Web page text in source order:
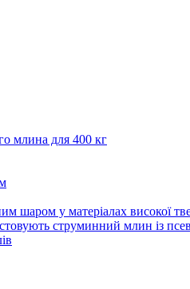
млина для 400 кг
шаром у матеріалах високої
струминний млин із